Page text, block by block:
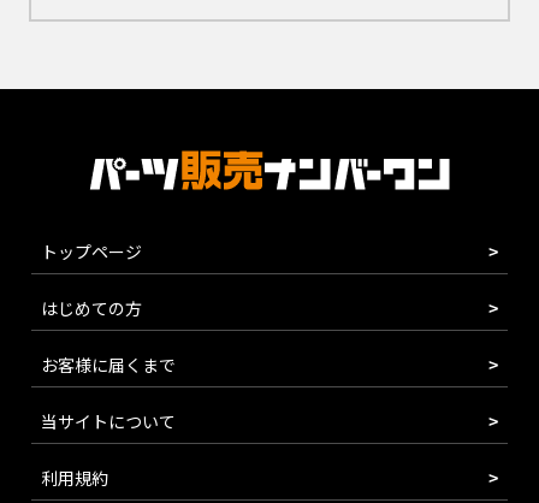
トップページ
はじめての方
お客様に届くまで
当サイトについて
利用規約